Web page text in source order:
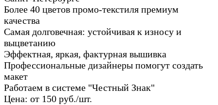
Более 40 цветов промо-текстиля премиум
качества
Самая долговечная: устойчивая к износу и
выцветанию
Эффектная, яркая, фактурная вышивка
Профессиональные дизайнеры помогут создать
макет
Работаем в системе "Честный Знак"
Цена: от 150 руб./шт.